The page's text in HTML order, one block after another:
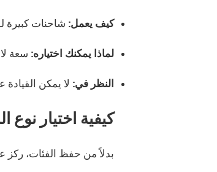
كيف يعمل: شاحنات كبيرة
لماذا يمكنك اختياره: سعة
النظر في: لا يمكن
كيفية اختيار نوع
بدلاً من حفظ الفئات، ركز